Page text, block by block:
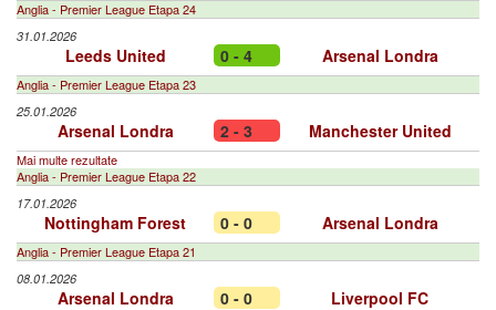
Anglia - Premier League Etapa 24
31.01.2026
Leeds United 0 - 4 Arsenal Londra
Anglia - Premier League Etapa 23
25.01.2026
Arsenal Londra 2 - 3 Manchester United
Mai multe rezultate
Anglia - Premier League Etapa 22
17.01.2026
Nottingham Forest 0 - 0 Arsenal Londra
Anglia - Premier League Etapa 21
08.01.2026
Arsenal Londra 0 - 0 Liverpool FC